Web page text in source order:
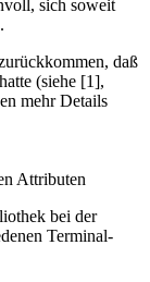
sich soweit
daß
(siehe [1],
mehr Details
Attributen
bei der
Terminal-